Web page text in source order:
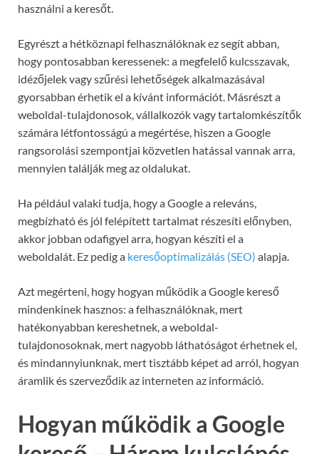
használni a keresőt.
Egyrészt a hétköznapi felhasználóknak ez segít abban,
hogy pontosabban keressenek: a megfelelő kulcsszavak,
idézőjelek vagy szűrési lehetőségek alkalmazásával
gyorsabban érhetik el a kívánt információt. Másrészt a
weboldal-tulajdonosok, vállalkozók vagy tartalomkészítők
számára létfontosságú a megértése, hiszen a Google
rangsorolási szempontjai közvetlen hatással vannak arra,
mennyien találják meg az oldalukat.
Ha például valaki tudja, hogy a Google a releváns,
megbízható és jól felépített tartalmat részesíti előnyben,
akkor jobban odafigyel arra, hogyan készíti el a
weboldalát. Ez pedig a keresőoptimalizálás (SEO) alapja.
Azt megérteni, hogy hogyan működik a Google kereső
mindenkinek hasznos: a felhasználóknak, mert
hatékonyabban kereshetnek, a weboldal-
tulajdonosoknak, mert nagyobb láthatóságot érhetnek el,
és mindannyiunknak, mert tisztább képet ad arról, hogyan
áramlik és szerveződik az interneten az információ.
Hogyan működik a Google